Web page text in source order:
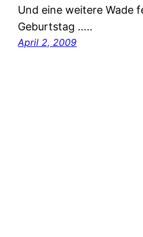
Und eine weitere Wade
Geburtstag …..
April 2, 2009